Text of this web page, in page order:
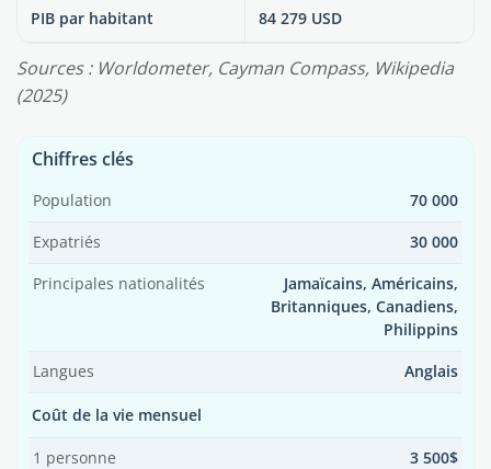
PIB par habitant 84 279 USD
Sources : Worldometer, Cayman Compass, Wikipedia
(2025)
Chiffres clés
Population 70 000
Expatriés 30 000
Principales nationalités
Jamaïcains, Américains,
Britanniques, Canadiens,
Philippins
Langues Anglais
Coût de la vie mensuel
1 personne 3 500$